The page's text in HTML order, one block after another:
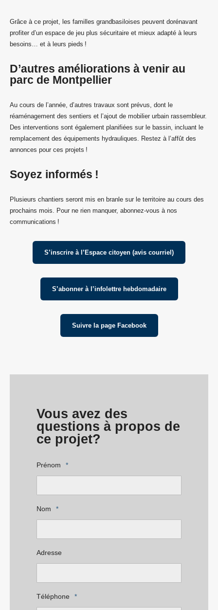
Grâce à ce projet, les familles grandbasiloises peuvent dorénavant
profiter d’un espace de jeu plus sécuritaire et mieux adapté à leurs
besoins… et à leurs pieds !
D’autres améliorations à venir au
parc de Montpellier
Au cours de l’année, d’autres travaux sont prévus, dont le
réaménagement des sentiers et l’ajout de mobilier urbain rassembleur.
Des interventions sont également planifiées sur le bassin, incluant le
remplacement des équipements hydrauliques. Restez à l’affût des
annonces pour ces projets !
Soyez informés !
Plusieurs chantiers seront mis en branle sur le territoire au cours des
prochains mois. Pour ne rien manquer, abonnez-vous à nos
communications !
S’inscrire à l’Espace citoyen (avis courriel)
S’abonner à l’infolettre hebdomadaire
Suivre la page Facebook
Vous avez des
questions à propos de
ce projet?
Prénom *
Nom *
Adresse
Téléphone *